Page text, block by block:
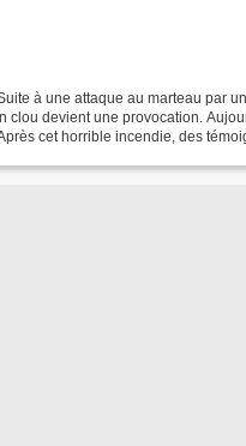
à une attaque au marteau par
clou devient une provocation.
cet horrible incendie, des